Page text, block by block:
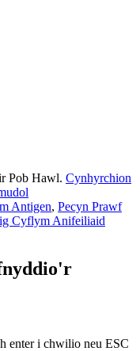
Pob Hawl. Cynhyrchion
Antigen, Pecyn Prawf
Cyflym Anifeiliaid
enter i chwilio neu ESC